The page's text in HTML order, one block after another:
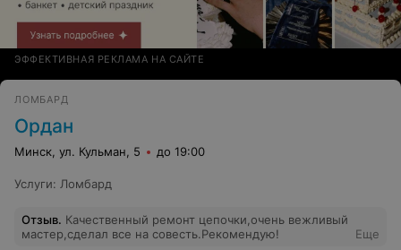
ЭФФЕКТИВНАЯ РЕКЛАМА НА САЙТЕ
ЛОМБАРД
Ордан
Минск, ул. Кульман, 5 до 19:00
Услуги: Ломбард
Отзыв. Качественный ремонт цепочки,очень вежливый
мастер,сделал все на совесть.Рекомендую!
Еще